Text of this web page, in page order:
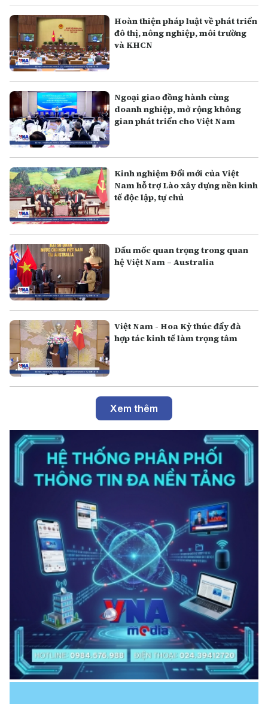
Hoàn thiện pháp luật về phát triển
đô thị, nông nghiệp, môi trường
và KHCN
Ngoại giao đồng hành cùng
doanh nghiệp, mở rộng không
gian phát triển cho Việt Nam
Kinh nghiệm Đổi mới của Việt
Nam hỗ trợ Lào xây dựng nền kinh
tế độc lập, tự chủ
Dấu mốc quan trọng trong quan
hệ Việt Nam – Australia
Việt Nam - Hoa Kỳ thúc đẩy đà
hợp tác kinh tế làm trọng tâm
Xem thêm